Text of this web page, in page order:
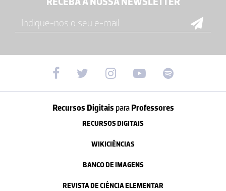
Recursos Digitais paraProfessores
RECURSOS DIGITAIS
WIKICIÊNCIAS
BANCO DE IMAGENS
REVISTA DE CIÊNCIA ELEMENTAR